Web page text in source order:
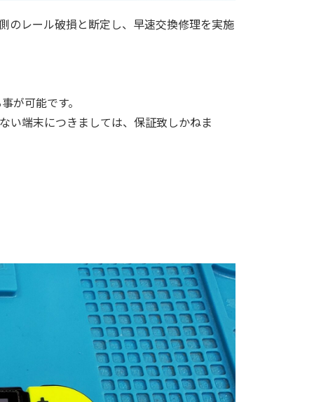
レール破損と断定し、早速交換修理を実施
が可能です。
い端末につきましては、保証致しかねま